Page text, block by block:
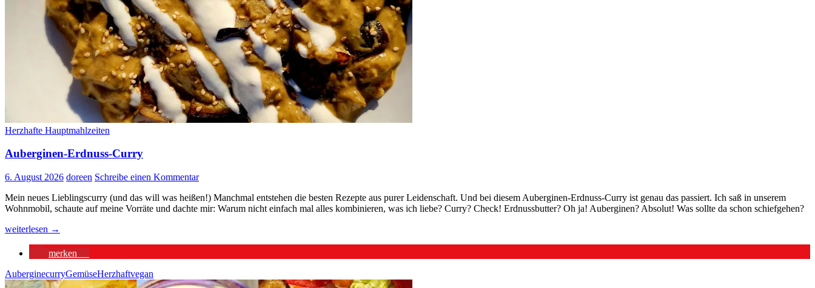
Herzhafte Hauptmahlzeiten
Auberginen-Erdnuss-Curry
6. August 2026 doreen Schreibe einen Kommentar
Mein neues Lieblingscurry (und das will was heißen!) Manchmal entstehen die besten Rezepte aus purer Leidenschaft. Und bei diesem Auberginen-Erdnuss-Curry ist genau das passiert. Ich saß in unserem
Wohnmobil, schaute auf meine Vorräte und dachte mir: Warum nicht einfach mal alles kombinieren, was ich liebe? Curry? Check! Erdnussbutter? Oh ja! Auberginen? Absolut! Was sollte da schon schiefgehen?
Auberginen-
Curry
weiterlesen →
merken
AuberginecurryGemüseHerzhaftvegan